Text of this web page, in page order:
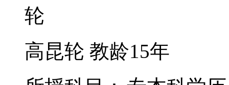
高昆轮 教龄15年